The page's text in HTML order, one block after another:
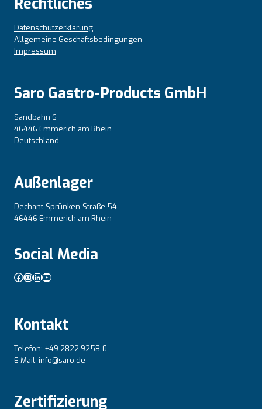
Rechtliches
Datenschutzerklärung
Allgemeine Geschäftsbedingungen
Impressum
Saro Gastro-Products GmbH
Sandbahn 6
46446 Emmerich am Rhein
Deutschland
Außenlager
Dechant-Sprünken-Straße 54
46446 Emmerich am Rhein
Social Media
Facebook
Instagram
LinkedIn
YouTube
Kontakt
Telefon: +49 2822 9258-0
E-Mail: info@saro.de
Zertifizierung